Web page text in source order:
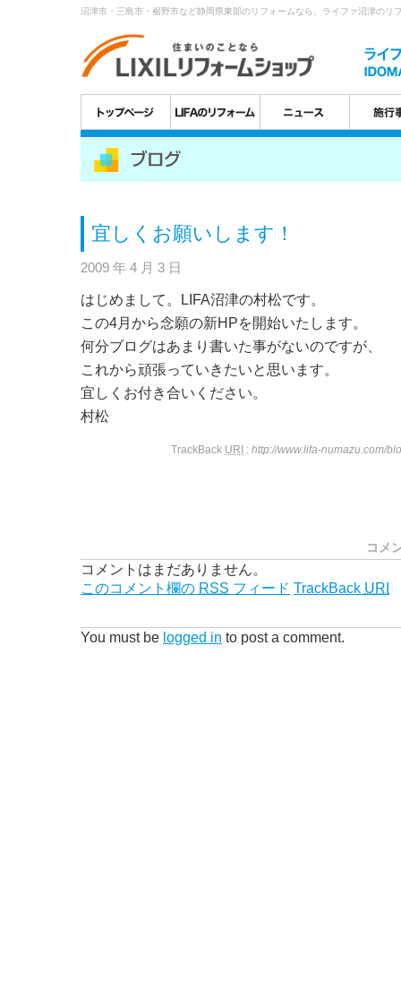
沼津市・三島市・裾野市など静岡県東部のリフォームなら、ライファ沼津のリ
宜しくお願いします！
2009 年 4 月 3 日
はじめまして。LIFA沼津の村松です。
この4月から念願の新HPを開始いたします。
何分ブログはあまり書いた事がないのですが、
これから頑張っていきたいと思います。
宜しくお付き合いください。
村松
TrackBack URI : http://www.lifa-numazu.com/
コメ
コメントはまだありません。
このコメント欄の RSS フィード TrackBack URI
You must be logged in to post a comment.